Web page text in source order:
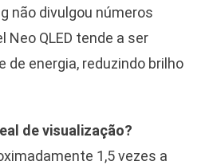
não divulgou números
Neo QLED tende a ser
de energia, reduzindo brilho
de visualização?
1,5 vezes a